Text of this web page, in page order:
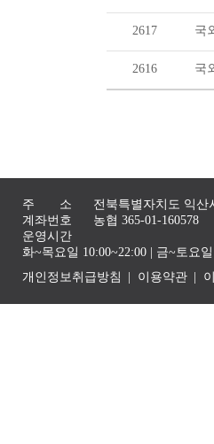
2617 국
2616 국
주 소
전북특별자치도 익산
계좌번호
농협 365-01-160578
운영시간
화~목요일 10:00~22:00 | 금~토요
개인정보취급방침
이용약관